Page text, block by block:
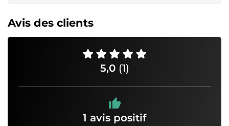
Avis des clients
5,0 (1)
1 avis positif